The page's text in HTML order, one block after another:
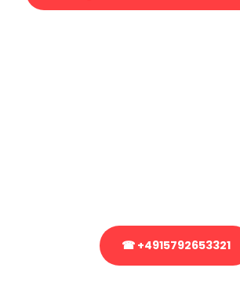
☎ +4915792653321